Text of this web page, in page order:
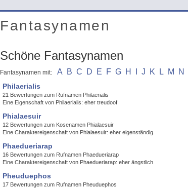
Fantasynamen
Schöne Fantasynamen
Fantasynamen mit: A B C D E F G H J K L M N
Philaerialis
21 Bewertungen zum Rufnamen Philaerialis
Eine Eigenschaft von Philaerialis: eher treudoof
Phialaesuir
12 Bewertungen zum Kosenamen Phialaesuir
Eine Charaktereigenschaft von Phialaesuir: eher eigenständig
Phaedueriarap
16 Bewertungen zum Rufnamen Phaedueriarap
Eine Charaktereigenschaft von Phaedueriarap: eher ängstlich
Pheuduephos
17 Bewertungen zum Rufnamen Pheuduephos